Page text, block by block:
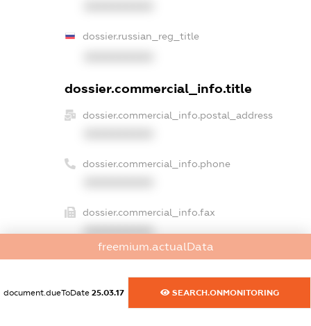
dossier.russian_reg_title
dossier.commercial_info.title
dossier.commercial_info.postal_address
dossier.commercial_info.phone
dossier.commercial_info.fax
dossier.commercial_info.email
XXXXXXXXXX
dossier.commercial_info.website
freemium.actualData
document.dueToDate 25.03.17 SEARCH.ONMONITORING